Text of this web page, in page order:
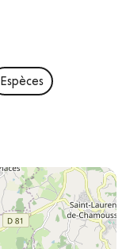
Espèces